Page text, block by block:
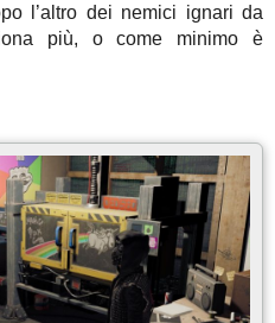
l’altro dei nemici ignari da
più, o come minimo è